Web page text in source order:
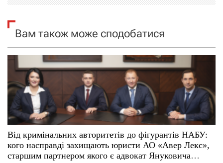
і
я
з
п
и
с
і
Вам також може сподобатися
Від кримінальних авторитетів до фігурантів НАБУ:
кого насправді захищають юристи АО «Авер Лекс»,
старшим партнером якого є адвокат Януковича